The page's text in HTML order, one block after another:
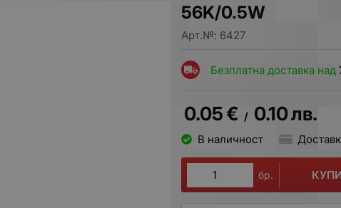
56K/0.5W
Арт.№: 6427
Безплатна доставка над
0.05€ / 0.10лв.
В наличност
бр.